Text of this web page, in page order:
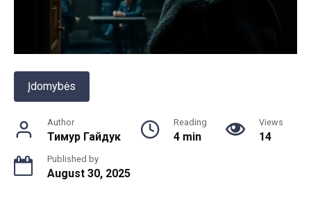
Įdomybės
Author
Тимур Гайдук
Reading
4 min
Views
14
Published by
August 30, 2025